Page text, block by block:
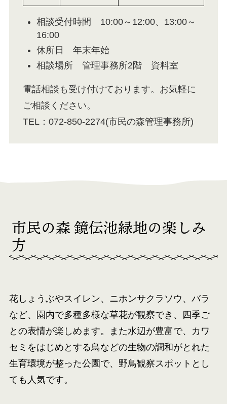
相談受付時間 10:00～12:00、13:00～
16:00
休所日 年末年始
相談場所 管理事務所2階 資料室
電話相談も受け付けております。お気軽に
ご相談ください。
TEL：072-850-2274(市民の森管理事務所)
市民の森 鏡伝池緑地の楽しみ
方
花しょうぶやスイレン、ニホンサクラソウ、バラ
など、園内で多種多様な草花が観察でき、四季ご
との表情が楽しめます。また水辺が豊富で、カワ
セミをはじめとする鳥などの生物の調和がとれた
生育環境が整った公園で、野鳥観察スポットとし
ても人気です。